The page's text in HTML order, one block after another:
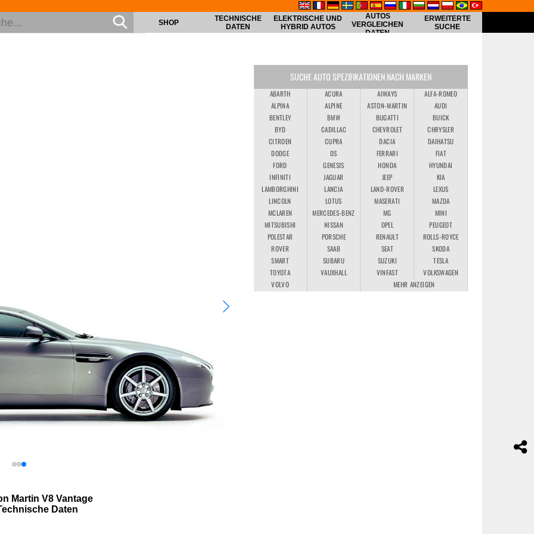
SHOP
TECHNISCHE
DATEN
ELEKTRISCHE UND
HYBRID AUTOS
AUTOS
VERGLEICHEN
DATEN
ERWEITERTE
SUCHE
Martin V8 Vantage
Daten
SUCHE AUTO SPEZIFIKATIONEN NACH MARKEN
ABARTH ACURA AIWAYS
ALFA-ROMEO
ALPINA
ALPINE ASTON-MARTIN
AUDI
BENTLEY
BMW BUGATTI
BUICK
BYD
CADILLAC CHEVROLET
CHRYSLER
CITROEN
CUPRA DACIA
DAIHATSU
DODGE
DS FERRARI
FIAT
FORD
GENESIS HONDA
HYUNDAI
INFINITI
JAGUAR JEEP
KIA
LAMBORGHINI
LANCIA LAND-ROVER
LEXUS
LINCOLN
LOTUS MASERATI
MAZDA
MCLAREN
MERCEDES-BENZ MG
MINI
MITSUBISHI
NISSAN OPEL
PEUGEOT
POLESTAR
PORSCHE RENAULT
ROLLS-ROYCE
ROVER
SAAB SEAT
SKODA
SMART
SUBARU SUZUKI
TESLA
TOYOTA
VAUXHALL VINFAST
VOLKSWAGEN
VOLVO
MEHR ANZEIGEN